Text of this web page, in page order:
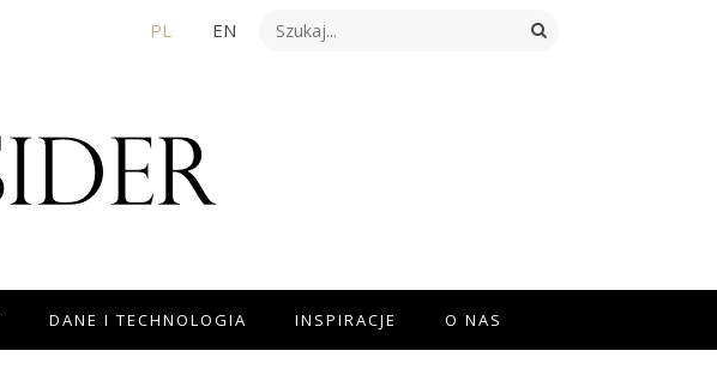
PL EN
DANE I TECHNOLOGIA INSPIRACJE O NAS